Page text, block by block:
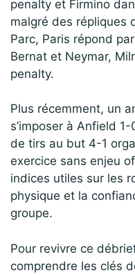
penalty et Firmino
malgré des répliques
Parc, Paris répond
Bernat et Neymar,
penalty.
Plus récemment, un
s’imposer à Anfield
de tirs au but 4-1
exercice sans enjeu
indices utiles sur les
physique et la
groupe.
Pour revivre ce
comprendre les clés